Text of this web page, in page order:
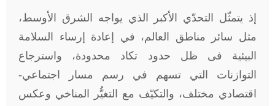
إذ يتمثّل التحدّي الأكبر الذي يواجه الشرق الأوسط،
مثل سائر مناطق العالم، في إعادة إرساء السلامة
البيئية فى ظل حدود تكاد محدودة، واسترجاع
التوازنات التي تسهم في رسم مسار اجتماعي-
اقتصادي مختلف، والتكيّف مع التغيُّر المناخي وعكس